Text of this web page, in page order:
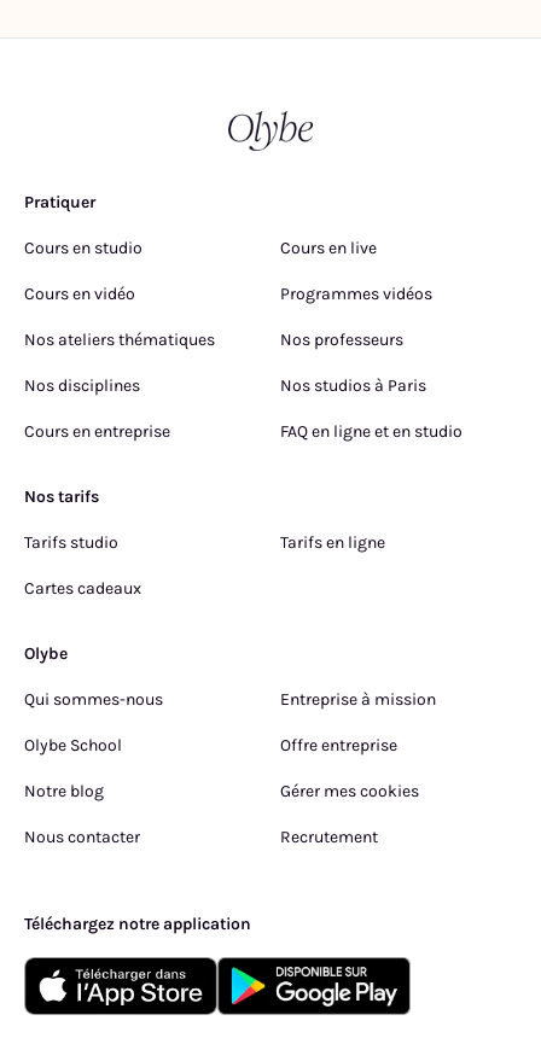
Pratiquer
Cours en studio Cours en live
Cours en vidéo Programmes vidéos
Nos ateliers thématiques Nos professeurs
Nos disciplines Nos studios à Paris
Cours en entreprise FAQ en ligne et en studio
Nos tarifs
Tarifs studio Tarifs en ligne
Cartes cadeaux
Olybe
Qui sommes-nous Entreprise à mission
Olybe School Offre entreprise
Notre blog Gérer mes cookies
Nous contacter Recrutement
Téléchargez notre application